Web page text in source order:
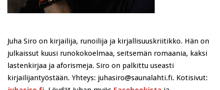
Juha Siro on kirjailija, runoilija ja kirjallisuuskriitikko. Hän on
julkaissut kuusi runokokoelmaa, seitsemän romaania, kaksi
lastenkirjaa ja aforismeja. Siro on palkittu useasti
kirjailijantyöstään. Yhteys: juhasiro@saunalahti.fi. Kotisivut: